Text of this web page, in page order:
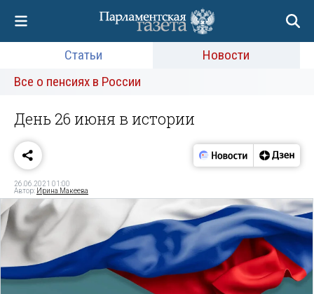
Статьи
Новости
Все о пенсиях в России
День 26 июня в истории
26.06.2021 01:00
Автор: Ирина Макеева